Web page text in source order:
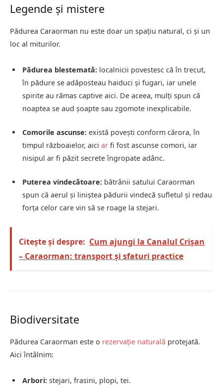
Legende și mistere
Pădurea Caraorman nu este doar un spațiu natural, ci și un
loc al miturilor.
Pădurea blestemată: localnicii povestesc că în trecut,
în pădure se adăposteau haiduci și fugari, iar unele
spirite au rămas captive aici. De aceea, mulți spun că
noaptea se aud șoapte sau zgomote inexplicabile.
Comorile ascunse: există povești conform cărora, în
timpul războaielor, aici ar fi fost ascunse comori, iar
nisipul ar fi păzit secrete îngropate adânc.
Puterea vindecătoare: bătrânii satului Caraorman
spun că aerul și liniștea pădurii vindecă sufletul și redau
forța celor care vin să se roage la stejari.
Citește și despre: Cum ajungi la Canalul Crișan
– Caraorman: transport și sfaturi practice
Biodiversitate
Pădurea Caraorman este o rezervație naturală protejată.
Aici întâlnim:
Arbori: stejari, frasini, plopi, tei.